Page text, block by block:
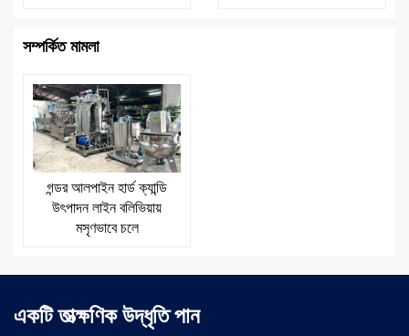
সম্পর্কিত মামলা
গন্ডর আলপাইন হার্ড ক্যান্ডি
উৎপাদন লাইন বলিভিয়ায়
মসৃণভাবে চলে
একটি তাত্ক্ষণিক উদ্ধৃতি পান